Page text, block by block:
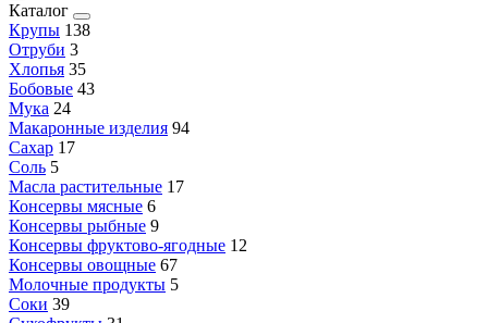
Каталог
Крупы 138
Отруби 3
Хлопья 35
Бобовые 43
Мука 24
Макаронные изделия 94
Сахар 17
Соль 5
Масла растительные 17
Консервы мясные 6
Консервы рыбные 9
Консервы фруктово-ягодные 12
Консервы овощные 67
Молочные продукты 5
Соки 39